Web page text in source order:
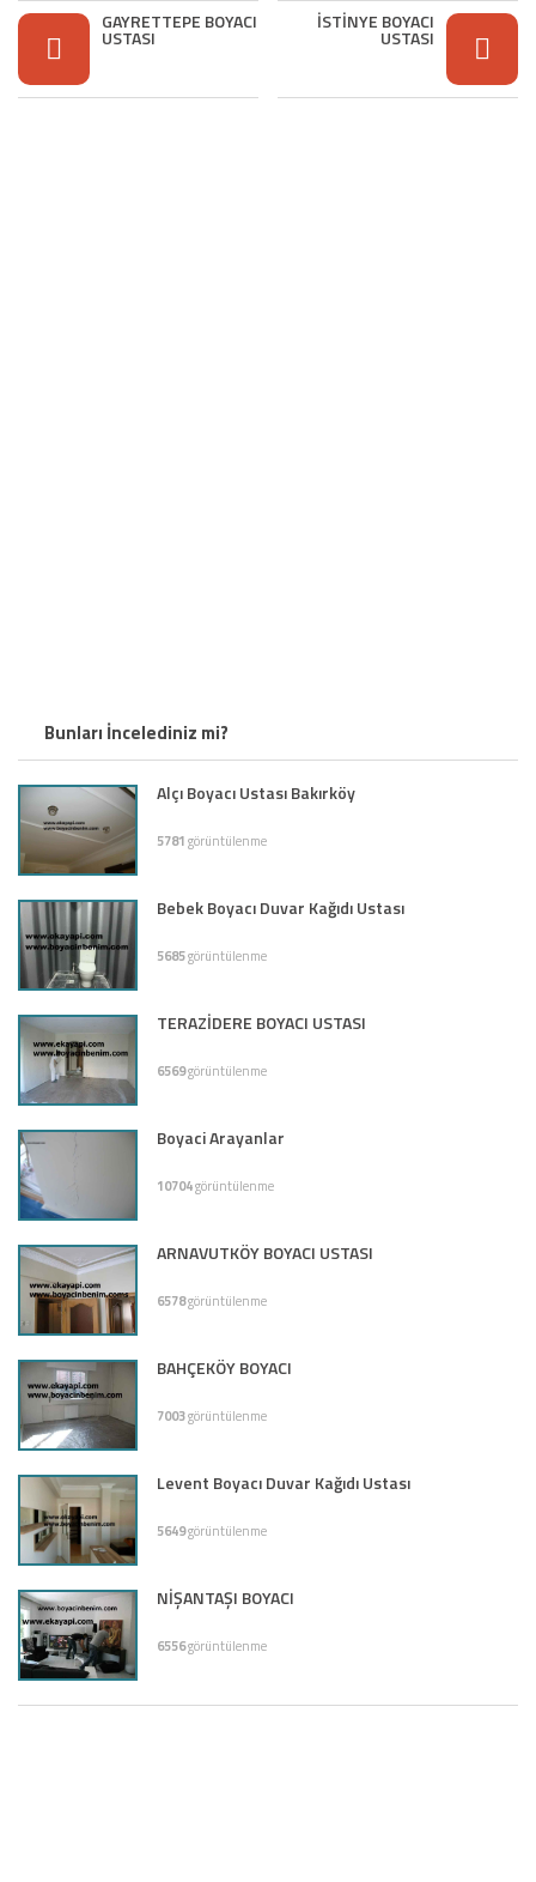
GAYRETTEPE BOYACI
USTASI
İSTİNYE BOYACI
USTASI
Bunları İncelediniz mi?
Alçı Boyacı Ustası Bakırköy
5781görüntülenme
Bebek Boyacı Duvar Kağıdı Ustası
5685görüntülenme
TERAZİDERE BOYACI USTASI
6569görüntülenme
Boyaci Arayanlar
10704görüntülenme
ARNAVUTKÖY BOYACI USTASI
6578görüntülenme
BAHÇEKÖY BOYACI
7003görüntülenme
Levent Boyacı Duvar Kağıdı Ustası
5649görüntülenme
NİŞANTAŞI BOYACI
6556görüntülenme